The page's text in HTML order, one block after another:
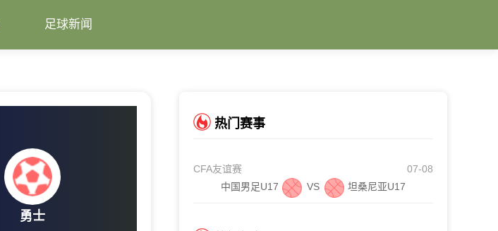
足球新闻
勇士
热门赛事
CFA友谊赛
07-08
中国男足U17
VS 坦桑尼亚U17